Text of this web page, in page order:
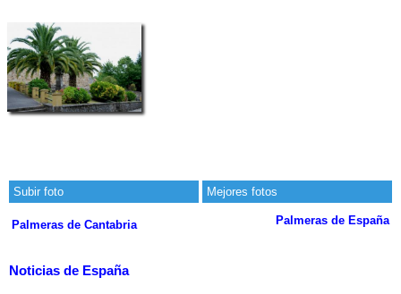
Subir foto Mejores fotos
Palmeras de Cantabria Palmeras de España
Noticias de España